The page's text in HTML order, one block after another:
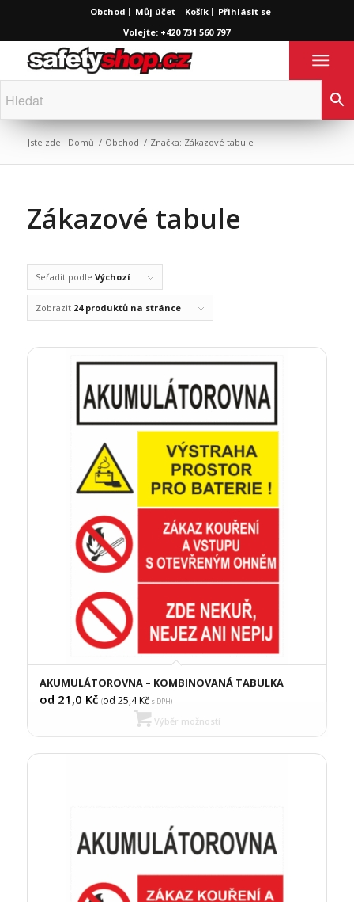
Obchod Můj účet Košík
Přihlásit se
Volejte: +420 731 560 797
Jste zde: Domů / Obchod / Značka: Zákazové tabule
Zákazové tabule
Seřadit podle Výchozí
Zobrazit 24 produktů na stránce
AKUMULÁTOROVNA – KOMBINOVANÁ TABULKA
od 21,0 Kč (od 25,4Kčs DPH)
Výběr možností